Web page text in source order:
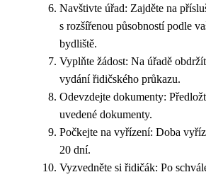
Navštivte úřad: Zajděte na
s rozšířenou působností podle
bydliště.
Vyplňte žádost: Na úřadě
vydání řidičského průkazu.
Odevzdejte dokumenty:
uvedené dokumenty.
Počkejte na vyřízení: Doba
20 dní.
Vyzvedněte si řidičák: Po